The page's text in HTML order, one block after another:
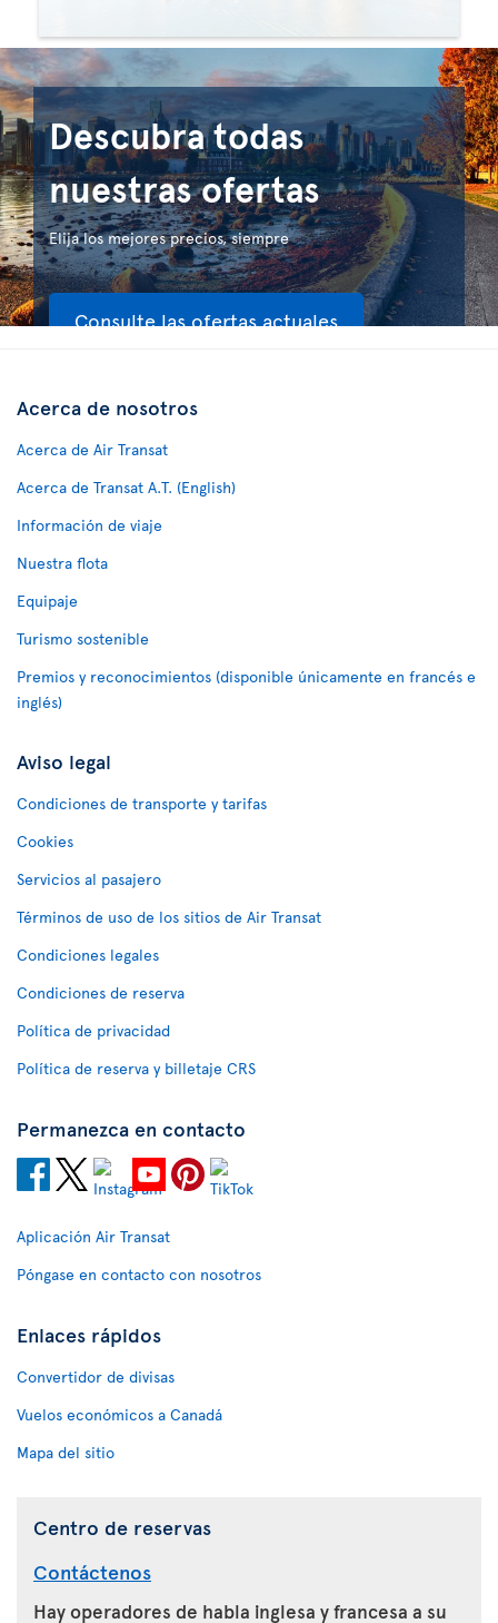
Descubra todas
nuestras ofertas
Elija los mejores precios, siempre
Consulte las ofertas actuales
Acerca de nosotros
Acerca de Air Transat
Acerca de Transat A.T. (English)
Información de viaje
Nuestra flota
Equipaje
Turismo sostenible
Premios y reconocimientos (disponible únicamente en francés e
inglés)
Aviso legal
Condiciones de transporte y tarifas
Cookies
Servicios al pasajero
Términos de uso de los sitios de Air Transat
Condiciones legales
Condiciones de reserva
Política de privacidad
Política de reserva y billetaje CRS
Permanezca en contacto
Aplicación Air Transat
Póngase en contacto con nosotros
Enlaces rápidos
Convertidor de divisas
Vuelos económicos a Canadá
Mapa del sitio
Centro de reservas
Contáctenos
Hay operadores de habla inglesa y francesa a su